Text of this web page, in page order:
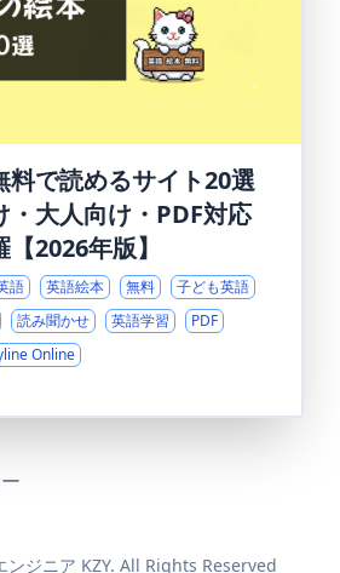
料で読めるサイト20選
・大人向け・PDF対応
2026年版】
語 英語絵本 無料
子ども英語
読み聞かせ 英語学習
PDF
Online
ジニア KZY. All Rights Reserved